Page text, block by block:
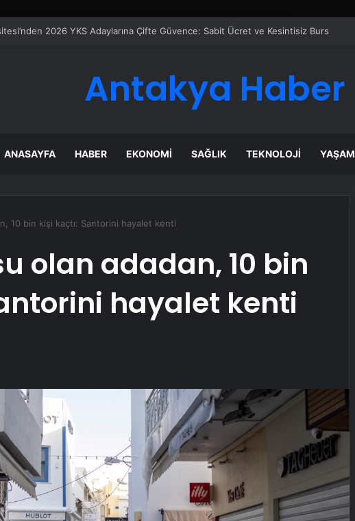
Buhar Kazanı Çözümleriyle Üretim Tesislerine Verimli Sistemler Sunuyor
Antakya Haber
ANASAYFA HABER EKONOMI SAĞLIK TEKNOLOJI YAŞAM
10 bin kişi kaçtı: Santorini hayalet kenti
olan adadan, 10 bin
hayalet kenti